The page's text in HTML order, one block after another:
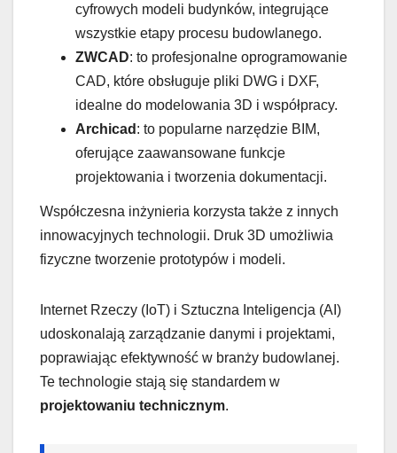
cyfrowych modeli budynków, integrujące
wszystkie etapy procesu budowlanego.
ZWCAD: to profesjonalne oprogramowanie
CAD, które obsługuje pliki DWG i DXF,
idealne do modelowania 3D i współpracy.
Archicad : to popularne narzędzie BIM,
oferujące zaawansowane funkcje
projektowania i tworzenia dokumentacji.
Współczesna inżynieria korzysta także z innych
innowacyjnych technologii. Druk 3D umożliwia
fizyczne tworzenie prototypów i modeli.
Internet Rzeczy (IoT) i Sztuczna Inteligencja (AI)
udoskonalają zarządzanie danymi i projektami,
poprawiając efektywność w branży budowlanej.
Te technologie stają się standardem w
projektowaniu technicznym.